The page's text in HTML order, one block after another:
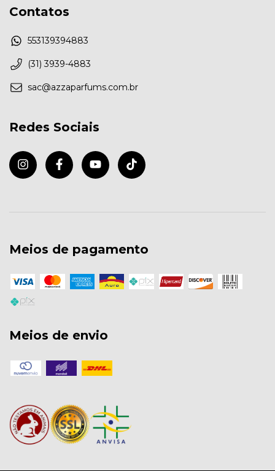
Contatos
553139394883
(31) 3939-4883
sac@azzaparfums.com.br
Redes Sociais
Meios de pagamento
Meios de envio